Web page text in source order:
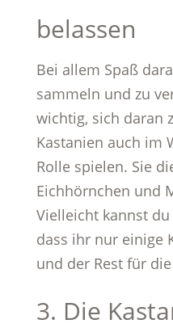
belassen
Bei allem Spaß
sammeln und zu
wichtig, sich daran
Kastanien auch im
Rolle spielen. Sie
Eichhörnchen und
Vielleicht kannst
dass ihr nur einige
und der Rest für
3. Die